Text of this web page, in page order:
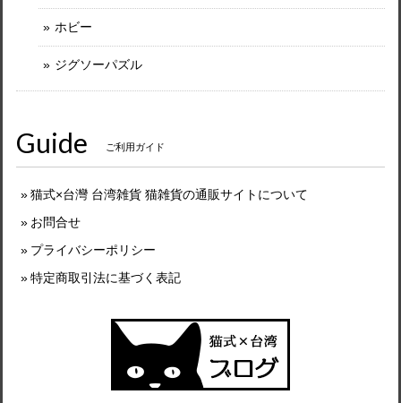
ホビー
ジグソーパズル
Guide ご利用ガイド
猫式×台灣 台湾雑貨 猫雑貨の通販サイトについて
お問合せ
プライバシーポリシー
特定商取引法に基づく表記